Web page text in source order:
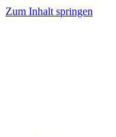
Zum Inhalt springen